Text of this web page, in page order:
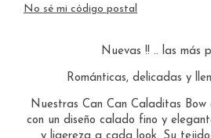
No sé mi código postal
Nuevas !! .. las más
Románticas, delicadas y
Nuestras Can Can Caladitas Bow
con un diseño calado fino y